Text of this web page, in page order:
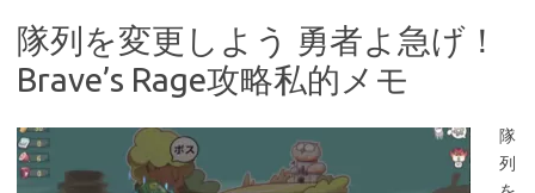
隊列を変更しよう 勇者よ急げ！
Brave’s Rage攻略私的メモ
隊
列